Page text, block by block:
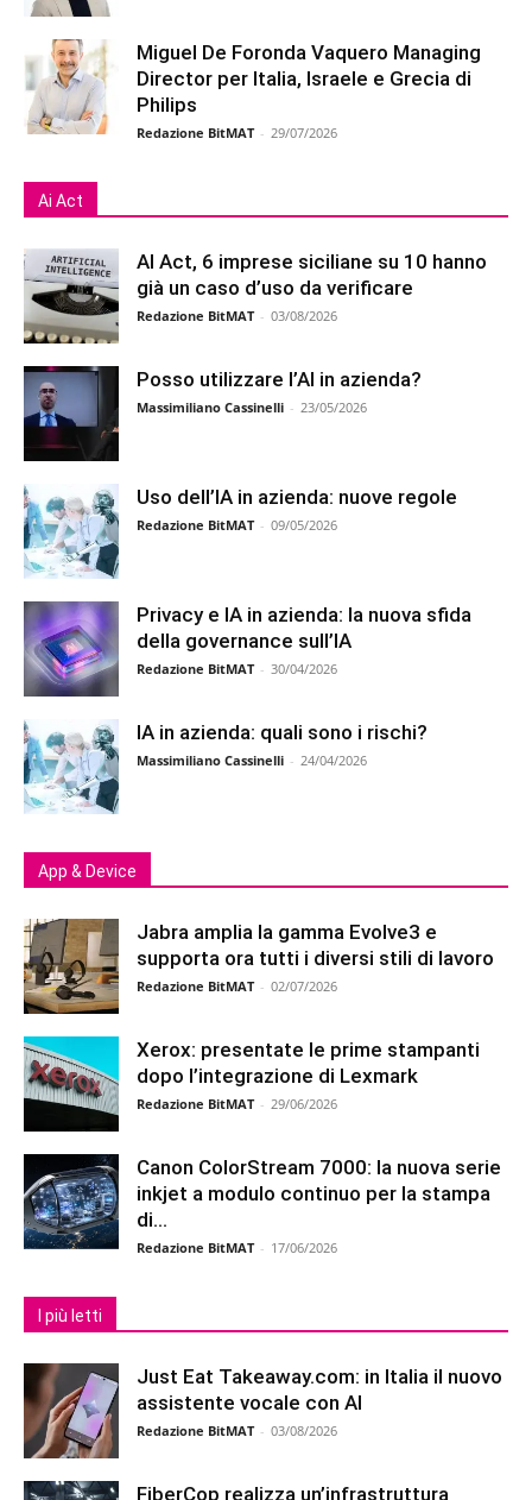
Miguel De Foronda Vaquero Managing
Director per Italia, Israele e Grecia di
Philips
Redazione BitMAT - 29/07/2026
Ai Act
AI Act, 6 imprese siciliane su 10 hanno
già un caso d’uso da verificare
Redazione BitMAT - 03/08/2026
Posso utilizzare l’AI in azienda?
Massimiliano Cassinelli - 23/05/2026
Uso dell’IA in azienda: nuove regole
Redazione BitMAT - 09/05/2026
Privacy e IA in azienda: la nuova sfida
della governance sull’IA
Redazione BitMAT - 30/04/2026
IA in azienda: quali sono i rischi?
Massimiliano Cassinelli - 24/04/2026
App & Device
Jabra amplia la gamma Evolve3 e
supporta ora tutti i diversi stili di lavoro
Redazione BitMAT - 02/07/2026
Xerox: presentate le prime stampanti
dopo l’integrazione di Lexmark
Redazione BitMAT - 29/06/2026
Canon ColorStream 7000: la nuova serie
inkjet a modulo continuo per la stampa
di...
Redazione BitMAT - 17/06/2026
I più letti
Just Eat Takeaway.com: in Italia il nuovo
assistente vocale con AI
Redazione BitMAT - 03/08/2026
FiberCop realizza un’infrastruttura